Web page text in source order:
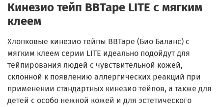
Кинезио тейп BBTape LITE c мягким
клеем
Хлопковые кинезио тейпы BBTape (Био Баланс) с
мягким клеем серии LITE идеально подойдут для
тейпирования людей с чувствительной кожей,
склонной к появлению аллергических реакций при
применении стандартных кинезио тейпов, а также для
детей с особо нежной кожей и для эстетического